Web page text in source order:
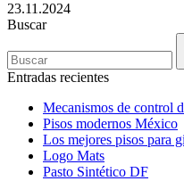
23.11.2024
Buscar
Entradas recientes
Mecanismos de control
Pisos modernos México
Los mejores pisos para
Logo Mats
Pasto Sintético DF